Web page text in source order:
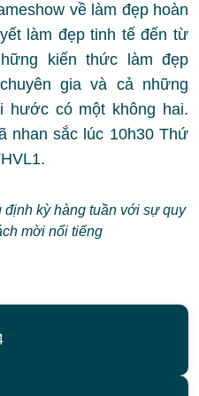
về làm đẹp hoàn
làm đẹp tinh tế đến từ
kiến thức làm đẹp
gia và cả những
hước có một không hai.
nhan sắc lúc 10h30 Thứ
kỳ hàng tuần với sự quy
mời nổi tiếng